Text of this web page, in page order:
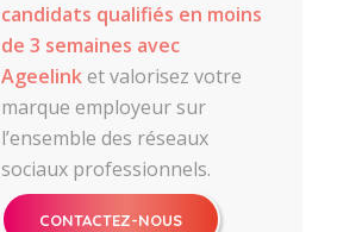
candidats qualifiés en moins
de 3 semaines avec
Ageelinket valorisez votre
marque employeur sur
l’ensemble des réseaux
sociaux professionnels.
CONTACTEZ-NOUS